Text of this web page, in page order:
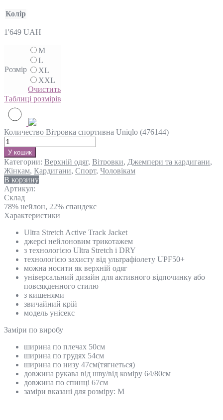
Колір
1'649 UAH
Розмір
M
L
XL
XXL
Очистить
Таблиці розмірів
Количество Вітровка спортивна Uniqlo (476144)
У кошик
Категории: Верхній одяг, Вітровки, Джемпери та кардигани,
Жінкам, Кардигани, Спорт, Чоловікам
В корзину
Артикул:
Склад
78% нейлон, 22% спандекс
Характеристики
Ultra Stretch Active Track Jacket
джерсі нейлоновим трикотажем
з технологією Ultra Stretch і DRY
технологією захисту від ультрафіолету UPF50+
можна носити як верхній одяг
yніверсальний дизайн для активного відпочинку або
повсякденного стилю
з кишенями
звичайний крій
модель унісекс
Замiри по виробу
ширина по плечах 50см
ширина по грудях 54см
ширина по низу 47см(тягнеться)
довжина рукава від шву/від коміру 64/80см
довжина по спинці 67см
заміри вказані для розміру: М